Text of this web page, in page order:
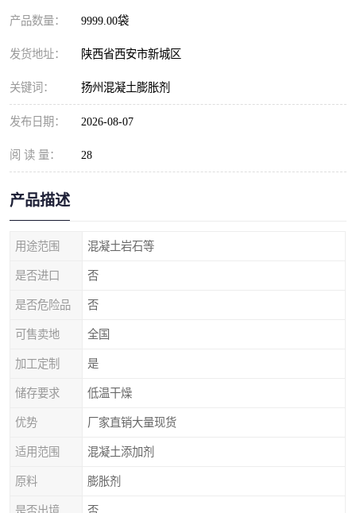
产品数量： 9999.00袋
发货地址： 陕西省西安市新城区
关键词： 扬州混凝土膨胀剂
发布日期： 2026-08-07
阅 读 量： 28
产品描述
用途范围 混凝土岩石等
是否进口 否
是否危险品 否
可售卖地 全国
加工定制 是
储存要求 低温干燥
优势 厂家直销大量现货
适用范围 混凝土添加剂
原料 膨胀剂